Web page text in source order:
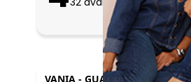
VANIA - GUARULHOS - SP